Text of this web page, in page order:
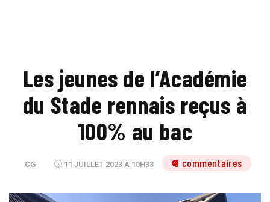
Les jeunes de l’Académie
du Stade rennais reçus à
100% au bac
CG 11 JUILLET 2023 À 10H33 6 commentaires